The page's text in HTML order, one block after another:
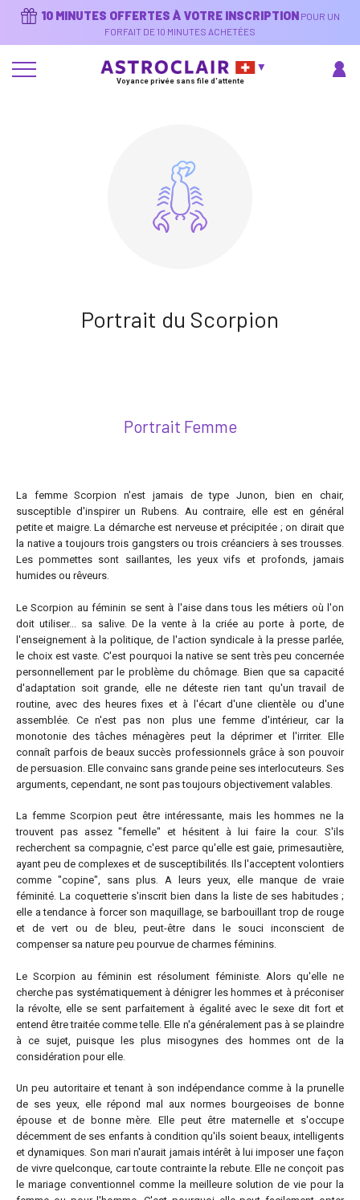
10 MINUTES OFFERTES À VOTRE INSCRIPTION POUR UN
FORFAIT DE 10 MINUTES ACHETÉES
Voyance privée sans file d'attente
Portrait du Scorpion
Portrait Femme
La femme Scorpion n'est jamais de type Junon, bien en chair,
susceptible d'inspirer un Rubens. Au contraire, elle est en général
petite et maigre. La démarche est nerveuse et précipitée ; on dirait que
la native a toujours trois gangsters ou trois créanciers à ses trousses.
Les pommettes sont saillantes, les yeux vifs et profonds, jamais
humides ou rêveurs.
Le Scorpion au féminin se sent à l'aise dans tous les métiers où l'on
doit utiliser... sa salive. De la vente à la criée au porte à porte, de
l'enseignement à la politique, de l'action syndicale à la presse parlée,
le choix est vaste. C'est pourquoi la native se sent très peu concernée
personnellement par le problème du chômage. Bien que sa capacité
d'adaptation soit grande, elle ne déteste rien tant qu'un travail de
routine, avec des heures fixes et à l'écart d'une clientèle ou d'une
assemblée. Ce n'est pas non plus une femme d'intérieur, car la
monotonie des tâches ménagères peut la déprimer et l'irriter. Elle
connaît parfois de beaux succès professionnels grâce à son pouvoir
de persuasion. Elle convainc sans grande peine ses interlocuteurs. Ses
arguments, cependant, ne sont pas toujours objectivement valables.
La femme Scorpion peut être intéressante, mais les hommes ne la
trouvent pas assez "femelle" et hésitent à lui faire la cour. S'ils
recherchent sa compagnie, c'est parce qu'elle est gaie, primesautière,
ayant peu de complexes et de susceptibilités. Ils l'acceptent volontiers
comme "copine", sans plus. A leurs yeux, elle manque de vraie
féminité. La coquetterie s'inscrit bien dans la liste de ses habitudes ;
elle a tendance à forcer son maquillage, se barbouillant trop de rouge
et de vert ou de bleu, peut-être dans le souci inconscient de
compenser sa nature peu pourvue de charmes féminins.
Le Scorpion au féminin est résolument féministe. Alors qu'elle ne
cherche pas systématiquement à dénigrer les hommes et à préconiser
la révolte, elle se sent parfaitement à égalité avec le sexe dit fort et
entend être traitée comme telle. Elle n'a généralement pas à se plaindre
à ce sujet, puisque les plus misogynes des hommes ont de la
considération pour elle.
Un peu autoritaire et tenant à son indépendance comme à la prunelle
de ses yeux, elle répond mal aux normes bourgeoises de bonne
épouse et de bonne mère. Elle peut être maternelle et s'occupe
décemment de ses enfants à condition qu'ils soient beaux, intelligents
et dynamiques. Son mari n'aurait jamais intérêt à lui imposer une façon
de vivre quelconque, car toute contrainte la rebute. Elle ne conçoit pas
le mariage conventionnel comme la meilleure solution de vie pour la